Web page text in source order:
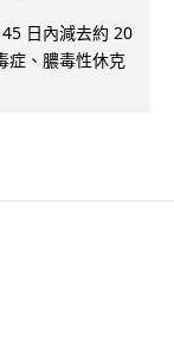
日內減去約 20
症、膿毒性休克